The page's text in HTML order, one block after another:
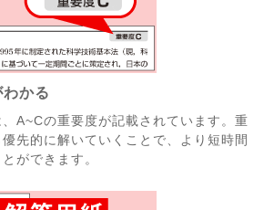
かる
A~Cの重要度が記載されています。重
先的に解いていくことで、より短時間
ができます。